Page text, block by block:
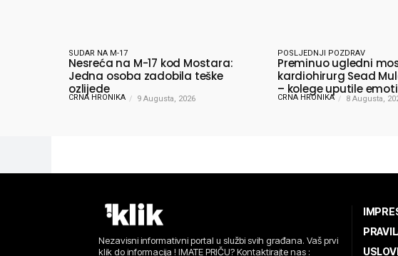
SUDAR NA M-17
Nesreća na M-17 kod Mostara:
Jedna osoba zadobila teške
ozlijede
CRNA HRONIKA 9 Augusta, 2026
POSLJEDNJI POZDRAV
Preminuo ugledni
kardiohirurg Sead
– kolege uputile
oproštajnu poruku
CRNA HRONIKA 8 Augusta,
Nezavisni informativni portal u službi svih građana. Vaš prvi
klik do informacija ! IMATE PRIČU? Kontaktirajte nas :